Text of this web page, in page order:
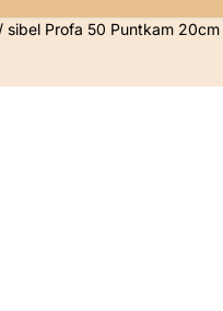
/ sibel Profa 50 Puntkam 20cm